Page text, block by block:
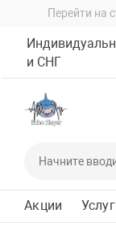
Перейти на
и СНГ
Акции